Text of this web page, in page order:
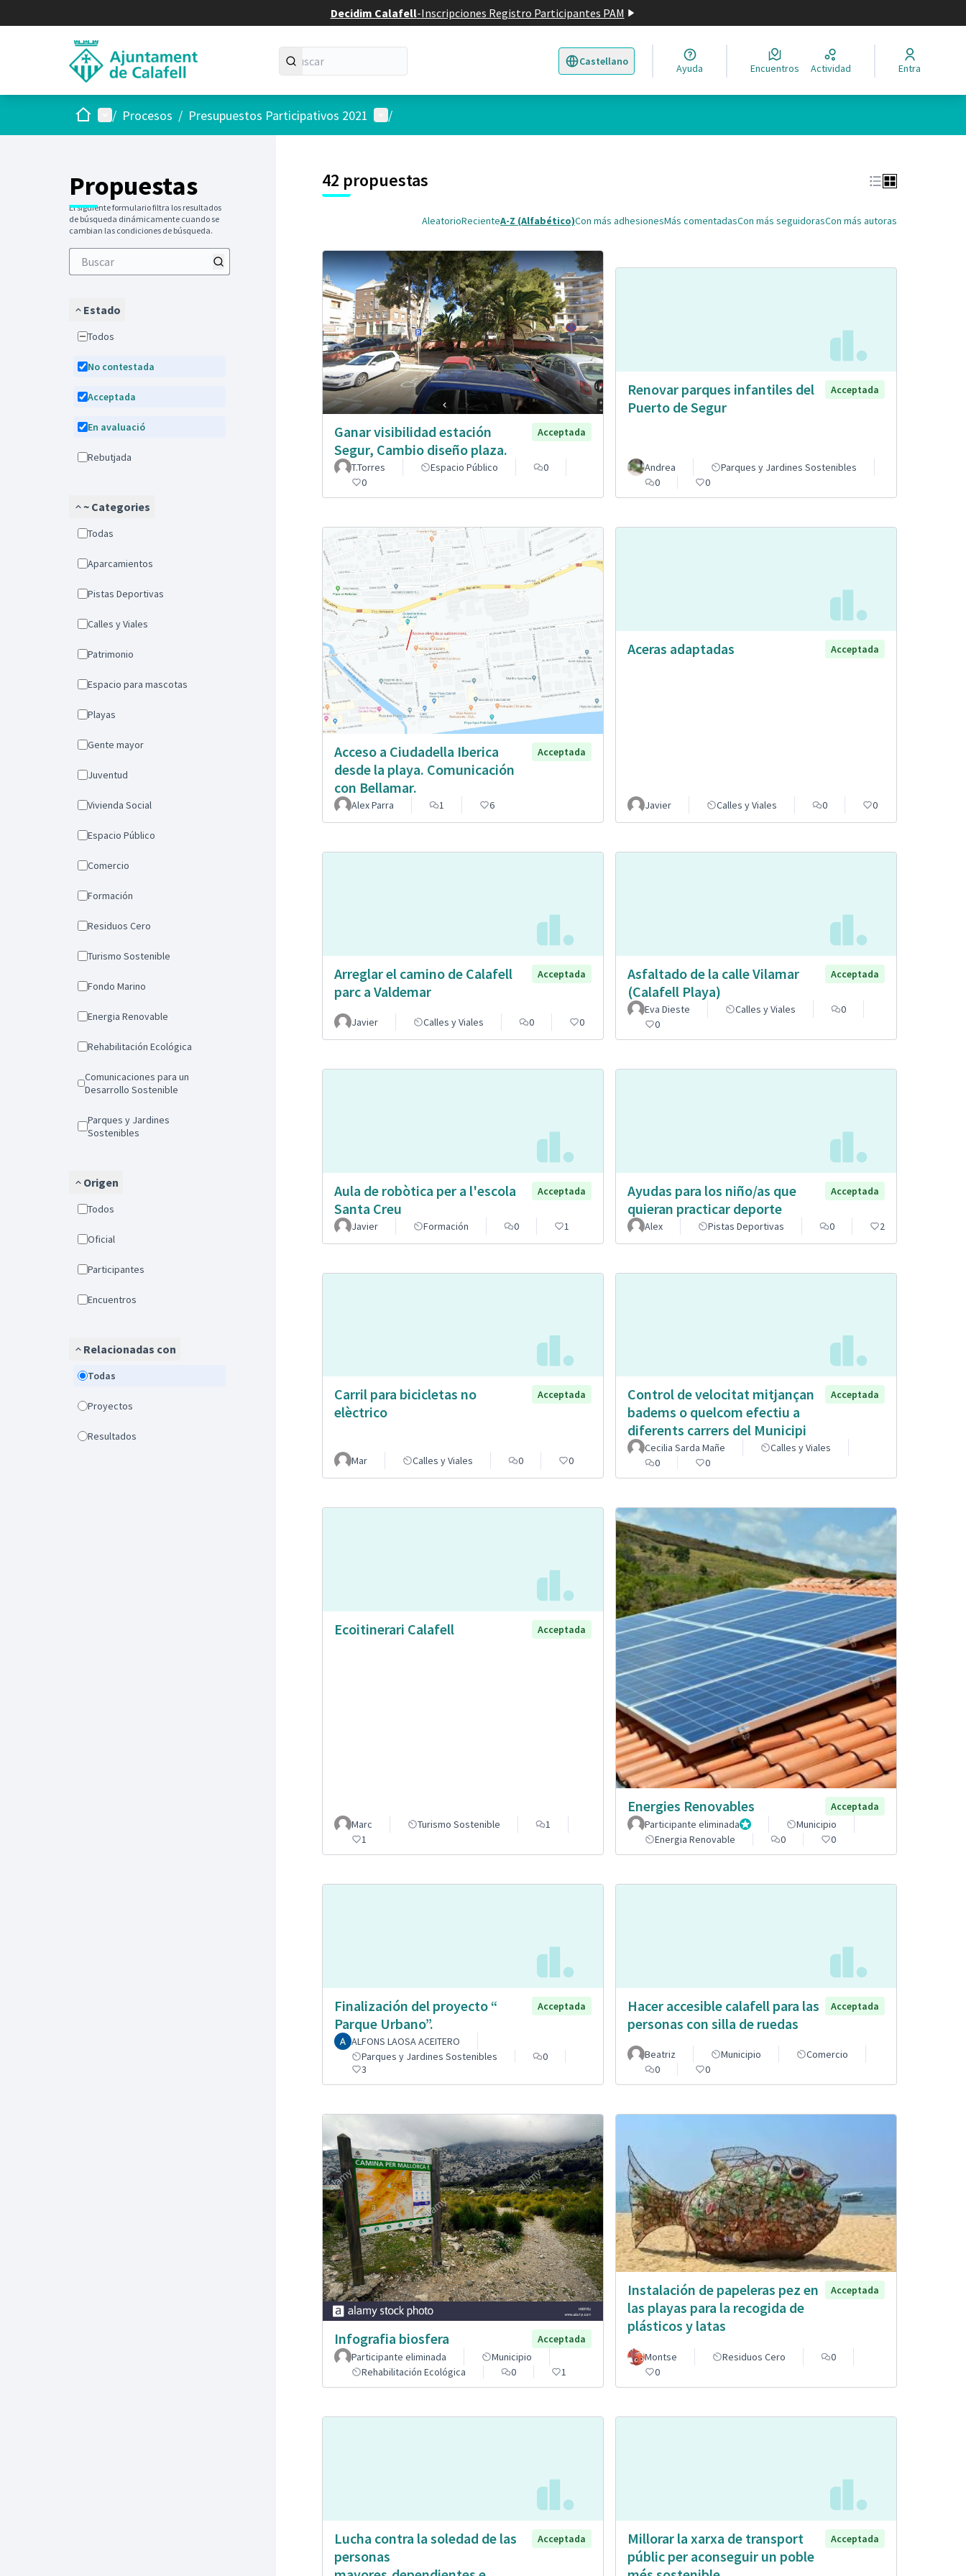
Decidim Calafell-Inscripciones Registro Participantes PAM
Castellano
Triar la llengua Elegir el idioma
Ayuda Encuentros Actividad Entra
InicioMenú principal
/ Procesos / Presupuestos Participativos 2021 Menú de usuario
/
Propuestas
El siguiente formulario filtra los resultados
de búsqueda dinámicamente cuando se
cambian las condiciones de búsqueda.
Estado
Todos
No contestada
Acceptada
En avaluació
Rebutjada
~ Categories
Todas
Aparcamientos
Pistas Deportivas
Calles y Viales
Patrimonio
Espacio para mascotas
Playas
Gente mayor
Juventud
Vivienda Social
Espacio Público
Comercio
Formación
Residuos Cero
Turismo Sostenible
Fondo Marino
Energia Renovable
Rehabilitación Ecológica
Comunicaciones para un
Desarrollo Sostenible
Parques y Jardines
Sostenibles
Origen
Todos
Oficial
Participantes
Encuentros
Relacionadas con
Todas
Proyectos
Resultados
3
42 propuestas
AleatorioRecienteA-Z (Alfabético)Con más adhesionesMás comentadasCon más seguidorasCon más autoras
Ganar visibilidad estación
Segur, Cambio diseño plaza.
Acceptada
T.Torres Espacio Público
0
0
Renovar parques infantiles del
Puerto de Segur
Acceptada
Andrea
Parques y Jardines Sostenibles
0
0
Acceso a Ciudadella Iberica
desde la playa. Comunicación
con Bellamar.
Acceptada
Alex Parra 1 6
Aceras adaptadas Acceptada
Javier Calles y Viales 0 0
Arreglar el camino de Calafell
parc a Valdemar
Acceptada
Javier Calles y Viales 0 0
Asfaltado de la calle Vilamar
(Calafell Playa)
Acceptada
Eva Dieste Calles y Viales
0
0
Aula de robòtica per a l'escola
Santa Creu
Acceptada
Javier Formación 0 1
Ayudas para los niño/as que
quieran practicar deporte
Acceptada
Alex Pistas Deportivas 0 2
Carril para bicicletas no
elèctrico
Acceptada
Mar Calles y Viales 0 0
Control de velocitat mitjançan
badems o quelcom efectiu a
diferents carrers del Municipi
Acceptada
Cecilia Sarda Mañe
Calles y Viales
0
0
Ecoitinerari Calafell Acceptada
Marc Turismo Sostenible
1
1
Energies Renovables
Acceptada
Participante eliminadaAdministradorMunicipio
Energia Renovable
0 0
Finalización del proyecto “
Parque Urbano”.
Acceptada
ALFONS LAOSA ACEITERO
Parques y Jardines Sostenibles
0
3
Hacer accesible calafell para las
personas con silla de ruedas
Acceptada
Beatriz Municipio
Comercio
0
0
Infografia biosfera
Acceptada
Participante eliminada
Municipio
Rehabilitación Ecológica
0 1
Instalación de papeleras pez en
las playas para la recogida de
plásticos y latas
Acceptada
Montse Residuos Cero
0
0
Lucha contra la soledad de las
personas
Acceptada
Millorar la xarxa de transport
públic per aconseguir un poble
Acceptada